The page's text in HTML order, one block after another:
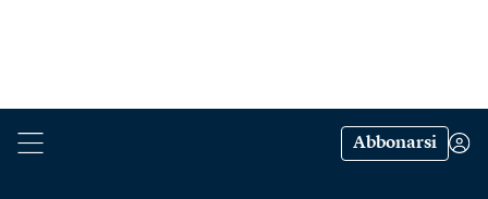
Abbonarsi